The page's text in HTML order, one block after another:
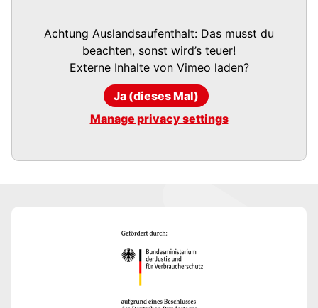
Achtung Auslandsaufenthalt: Das musst du
beachten, sonst wird’s teuer!
Externe Inhalte von Vimeo laden?
Ja (dieses Mal)
Manage privacy settings